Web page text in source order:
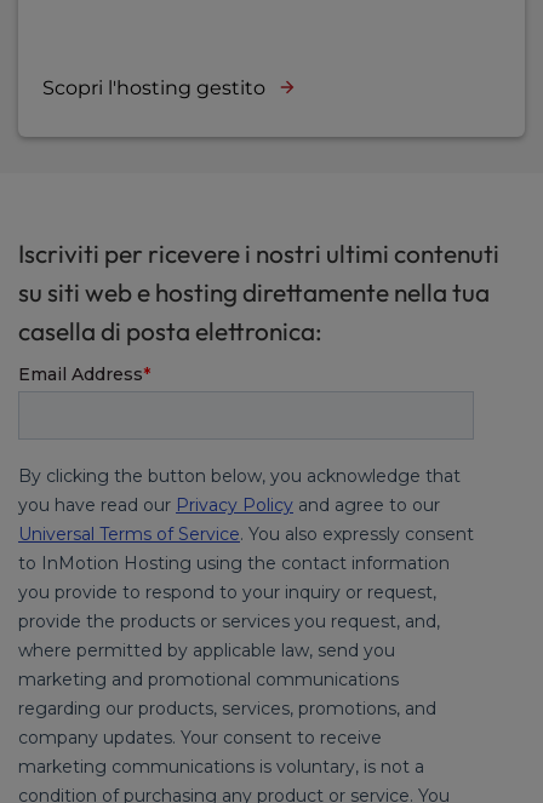
Scopri l'hosting gestito
Iscriviti per ricevere i nostri ultimi contenuti
su siti web e hosting direttamente nella tua
casella di posta elettronica: